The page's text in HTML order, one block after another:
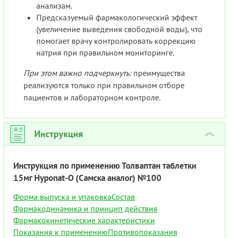
анализам.
Предсказуемый фармакологический эффект
(увеличение выведения свободной воды), что
помогает врачу контролировать коррекцию
натрия при правильном мониторинге.
При этом важно подчеркнуть: преимущества
реализуются только при правильном отборе
пациентов и лабораторном контроле.
Инструкция ›
Инструкция по применению Толваптан таблетки
15мг Hyponat-O (Самска аналог) №100
Форма выпуска и упаковкаСостав
Фармакодинамика и принцип действия
Фармакокинетические характеристики
Показания к применениюПротивопоказания